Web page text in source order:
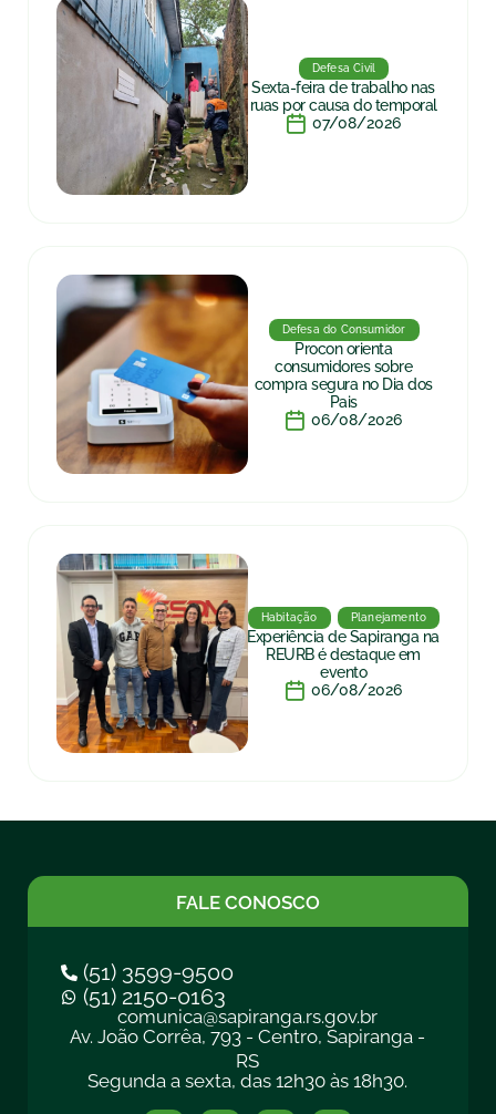
Defesa Civil
Sexta-feira de trabalho nas
ruas por causa do temporal
07/08/2026
Defesa do Consumidor
Procon orienta
consumidores sobre
compra segura no Dia dos
Pais
06/08/2026
Habitação Planejamento
Experiência de Sapiranga na
REURB é destaque em
evento
06/08/2026
FALE CONOSCO
(51) 3599-9500
(51) 2150-0163
comunica@sapiranga.rs.gov.br
Av. João Corrêa, 793 - Centro, Sapiranga -
RS
Segunda a sexta, das 12h30 às 18h30.